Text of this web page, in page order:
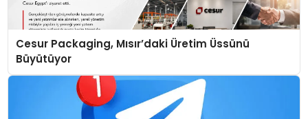
Cesur Packaging, Mısır’daki Üretim Üssünü
Büyütüyor